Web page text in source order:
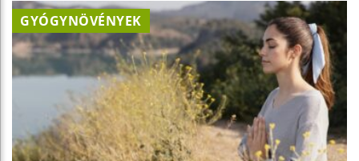
GYÓGYNÖVÉNYEK